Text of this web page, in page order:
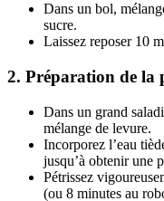
Dans un bol,
sucre.
Laissez reposer 10
2. Préparation de la
Dans un grand
mélange de levure.
Incorporez l’eau
jusqu’à obtenir une
Pétrissez
(ou 8 minutes au